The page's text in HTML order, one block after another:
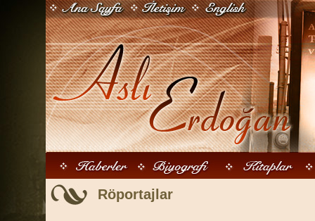
Röportajlar